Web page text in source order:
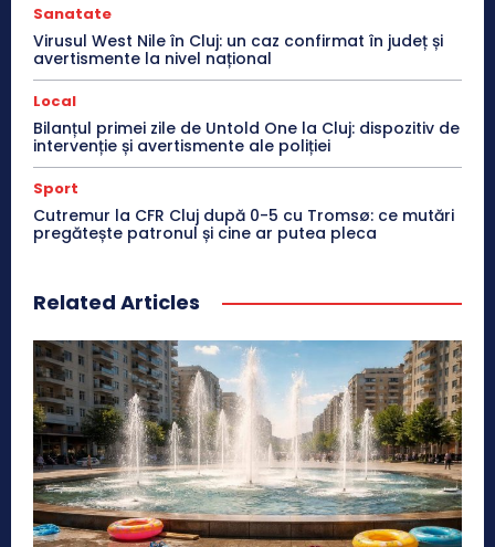
Sanatate
Virusul West Nile în Cluj: un caz confirmat în județ și
avertismente la nivel național
Local
Bilanțul primei zile de Untold One la Cluj: dispozitiv de
intervenție și avertismente ale poliției
Sport
Cutremur la CFR Cluj după 0-5 cu Tromsø: ce mutări
pregătește patronul și cine ar putea pleca
Related Articles